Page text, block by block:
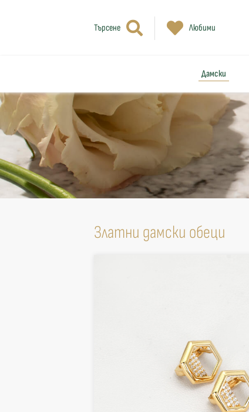
Търсене Любими
Дамски
Златни дамски обеци